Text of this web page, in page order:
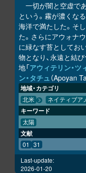
一切が闇と空虚で
という。霧が濃くな
海洋で満たした。そ
た。さらにアウォナ
に緑なす苔としてお
物となり、永遠と結
地「アウィテリン・ツ
ン・タチュ（Apoyan
地域・カテゴリ
北米 ネイティブア
キーワード
太陽
文献
01 31
Last-update:
2026-01-20